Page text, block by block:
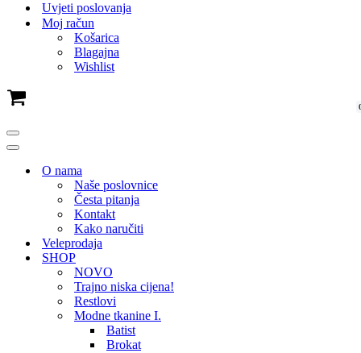
Uvjeti poslovanja
Moj račun
Košarica
Blagajna
Wishlist
Cart
Navigation
Menu
Navigation
O nama
Naše poslovnice
Česta pitanja
Kontakt
Kako naručiti
Veleprodaja
SHOP
NOVO
Trajno niska cijena!
Restlovi
Modne tkanine I.
Batist
Brokat